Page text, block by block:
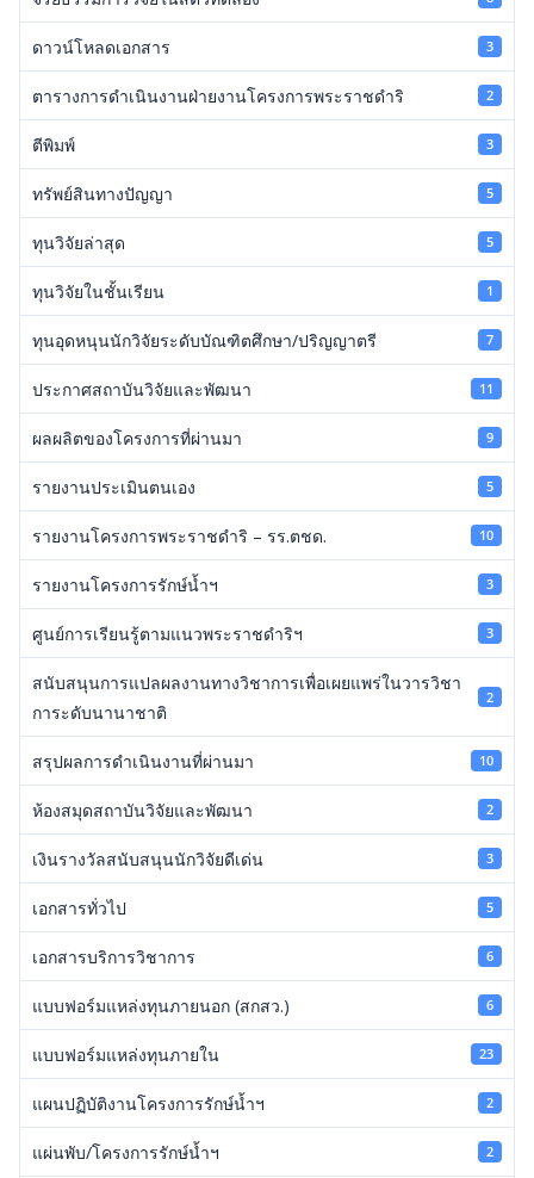
ดาวน์โหลดเอกสาร 3
ตารางการดำเนินงานฝ่ายงานโครงการพระราชดำริ 2
ตีพิมพ์ 3
ทรัพย์สินทางปัญญา 5
ทุนวิจัยล่าสุด 5
ทุนวิจัยในชั้นเรียน 1
ทุนอุดหนุนนักวิจัยระดับบัณฑิตศึกษา/ปริญญาตรี 7
ประกาศสถาบันวิจัยและพัฒนา 11
ผลผลิตของโครงการที่ผ่านมา 9
รายงานประเมินตนเอง 5
รายงานโครงการพระราชดำริ – รร.ตชด. 10
รายงานโครงการรักษ์น้ำฯ 3
ศูนย์การเรียนรู้ตามแนวพระราชดำริฯ 3
สนับสนุนการแปลผลงานทางวิชาการเพื่อเผยแพร่ในวารวิชา
การะดับนานาชาติ
2
สรุปผลการดำเนินงานที่ผ่านมา 10
ห้องสมุดสถาบันวิจัยและพัฒนา 2
เงินรางวัลสนับสนุนนักวิจัยดีเด่น 3
เอกสารทั่วไป 5
เอกสารบริการวิชาการ 6
แบบฟอร์มแหล่งทุนภายนอก (สกสว.) 6
แบบฟอร์มแหล่งทุนภายใน 23
แผนปฏิบัติงานโครงการรักษ์น้ำฯ 2
แผ่นพับ/โครงการรักษ์น้ำฯ 2